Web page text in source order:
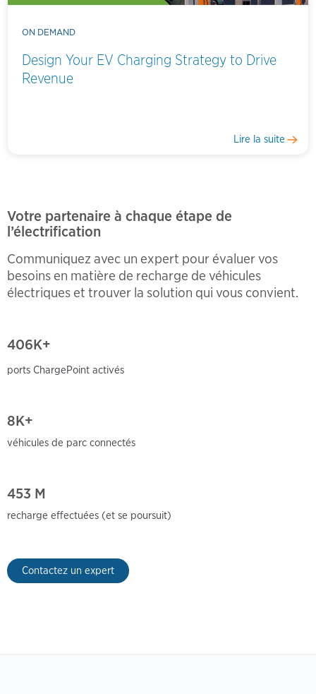
ON DEMAND
Design Your EV Charging Strategy to Drive
Revenue
Lire la suite
Votre partenaire à chaque étape de
l’électrification
Communiquez avec un expert pour évaluer vos
besoins en matière de recharge de véhicules
électriques et trouver la solution qui vous convient.
406K+
ports ChargePoint activés
8K+
véhicules de parc connectés
453 M
recharge effectuées (et se poursuit)
Contactez un expert